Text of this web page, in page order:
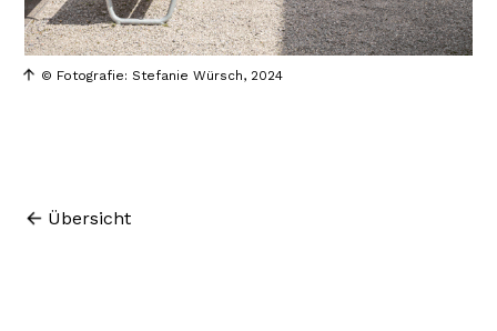
© Fotografie: Stefanie Würsch, 2024
Übersicht